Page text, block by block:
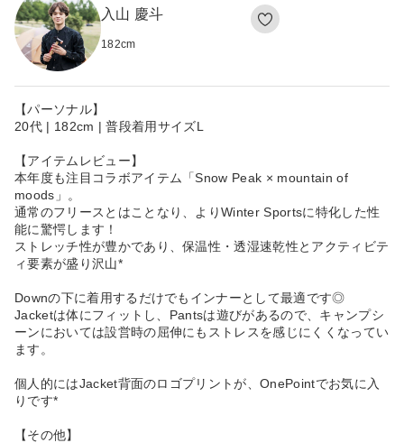
入山 慶斗
182cm
【パーソナル】
20代 | 182cm | 普段着用サイズL
【アイテムレビュー】
本年度も注目コラボアイテム「Snow Peak × mountain of
moods」。
通常のフリースとはことなり、よりWinter Sportsに特化した性
能に驚愕します！
ストレッチ性が豊かであり、保温性・透湿速乾性とアクティビテ
ィ要素が盛り沢山*
Downの下に着用するだけでもインナーとして最適です◎
Jacketは体にフィットし、Pantsは遊びがあるので、キャンプシ
ーンにおいては設営時の屈伸にもストレスを感じにくくなってい
ます。
個人的にはJacket背面のロゴプリントが、OnePointでお気に入
りです*
【その他】